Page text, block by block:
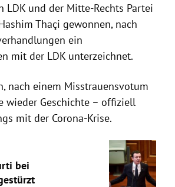
LDK und der Mitte-Rechts Partei
Thaçi gewonnen, nach
ein
mit der LDK unterzeichnet.
nach einem Misstrauensvotum
wieder Geschichte – offiziell
mit der Corona-Krise.
bei